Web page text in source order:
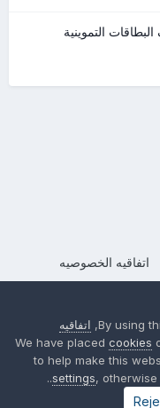
التموينية
اتفاقيه الخصوصيه
By using
, اتفاقيه
cookies
to help make this
settings ,